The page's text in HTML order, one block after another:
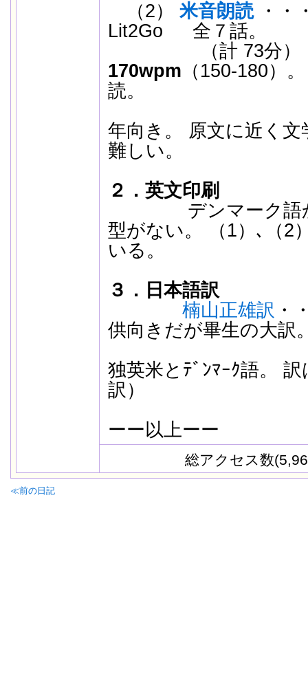
（2） 米音朗読・・
Lit2Go 全７話。
（計 73分
170wpm （150-180）
読。
年向き。 原文に近く
難しい。
２．英文印刷
デンマーク語か
型がない。 （1）､（2
いる。
３．日本語訳
楠山正雄訳 ・
供向きだが畢生の大訳
独英米とﾃﾞﾝﾏｰｸ語。
訳）
ーー以上ーー
総アクセス数
≪前の日記